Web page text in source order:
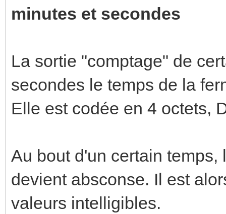
minutes et secondes
La sortie "comptage" de
secondes le temps de la
Elle est codée en 4 octets,
Au bout d'un certain
devient absconse. Il est
valeurs intelligibles.